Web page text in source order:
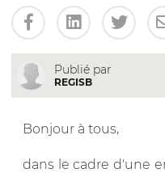
Publié par
REGISB
Bonjour à tous,
dans le cadre d'une